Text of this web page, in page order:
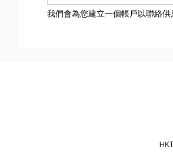
我們會為您建立一個帳戶以聯絡供